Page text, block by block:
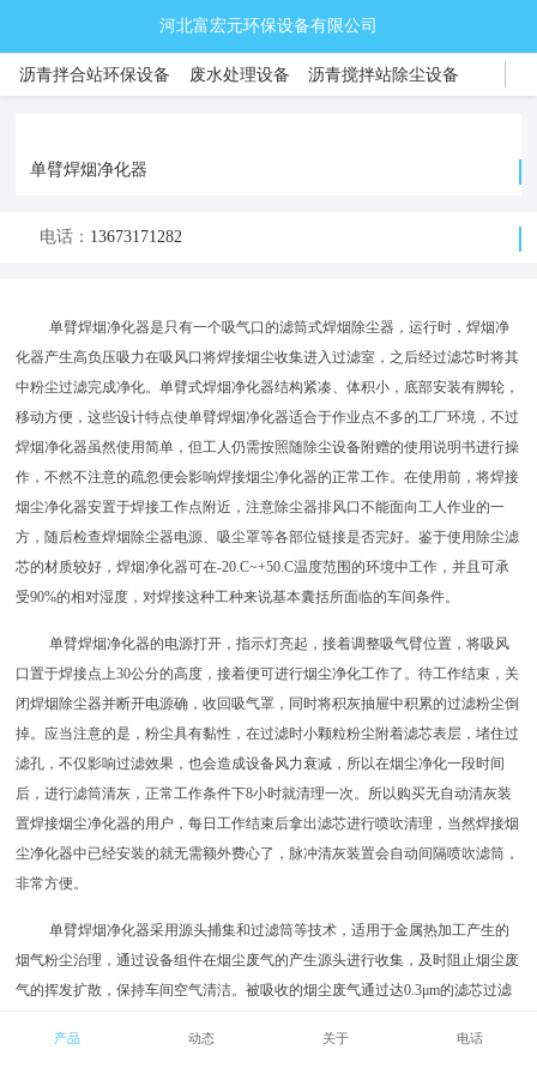
河北富宏元环保设备有限公司
沥青拌合站环保设备 废水处理设备 沥青搅拌站除尘设备
废气处理设备 催化燃烧设备
单臂焊烟净化器
电话： 13673171282
单臂焊烟净化器是只有一个吸气口的滤筒式焊烟除尘器，运行时，焊烟净
化器产生高负压吸力在吸风口将焊接烟尘收集进入过滤室，之后经过滤芯时将其
中粉尘过滤完成净化。单臂式焊烟净化器结构紧凑、体积小，底部安装有脚轮，
移动方便，这些设计特点使单臂焊烟净化器适合于作业点不多的工厂环境，不过
焊烟净化器虽然使用简单，但工人仍需按照随除尘设备附赠的使用说明书进行操
作，不然不注意的疏忽便会影响焊接烟尘净化器的正常工作。在使用前，将焊接
烟尘净化器安置于焊接工作点附近，注意除尘器排风口不能面向工人作业的一
方，随后检查焊烟除尘器电源、吸尘罩等各部位链接是否完好。鉴于使用除尘滤
芯的材质较好，焊烟净化器可在-20.C~+50.C温度范围的环境中工作，并且可承
受90%的相对湿度，对焊接这种工种来说基本囊括所面临的车间条件。
单臂焊烟净化器的电源打开，指示灯亮起，接着调整吸气臂位置，将吸风
口置于焊接点上30公分的高度，接着便可进行烟尘净化工作了。待工作结束，关
闭焊烟除尘器并断开电源确，收回吸气罩，同时将积灰抽屉中积累的过滤粉尘倒
掉。应当注意的是，粉尘具有黏性，在过滤时小颗粒粉尘附着滤芯表层，堵住过
滤孔，不仅影响过滤效果，也会造成设备风力衰减，所以在烟尘净化一段时间
后，进行滤筒清灰，正常工作条件下8小时就清理一次。所以购买无自动清灰装
置焊接烟尘净化器的用户，每日工作结束后拿出滤芯进行喷吹清理，当然焊接烟
尘净化器中已经安装的就无需额外费心了，脉冲清灰装置会自动间隔喷吹滤筒，
非常方便。
单臂焊烟净化器采用源头捕集和过滤筒等技术，适用于金属热加工产生的
烟气粉尘治理，通过设备组件在烟尘废气的产生源头进行收集，及时阻止烟尘废
气的挥发扩散，保持车间空气清洁。被吸收的烟尘废气通过达0.3μm的滤芯过滤
能量损耗。被过滤掉的粉尘收集在积灰槽内，防治二次污染，同时对贵重金属物
产品 动态 关于 电话